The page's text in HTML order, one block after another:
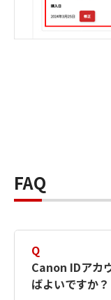
FAQ
Q
Canon IDアカ
ばよいですか？